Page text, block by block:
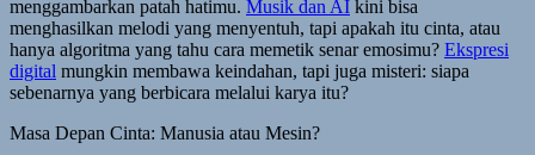
menggambarkan patah hatimu. Musik dan AI kini bisa
menghasilkan melodi yang menyentuh, tapi apakah itu cinta, atau
hanya algoritma yang tahu cara memetik senar emosimu? Ekspresi
digital mungkin membawa keindahan, tapi juga misteri: siapa
sebenarnya yang berbicara melalui karya itu?
Masa Depan Cinta: Manusia atau Mesin?